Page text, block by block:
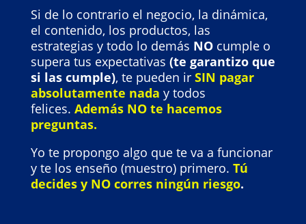
Si de lo contrario el negocio, la dinámica,
el contenido, los productos, las
estrategias y todo lo demás NOcumple o
supera tus expectativas (te garantizo que
si las cumple), te pueden ir SIN pagar
absolutamente nada y todos
felices. Además NO te hacemos
preguntas.
Yo te propongo algo que te va a funcionar
y te los enseño (muestro) primero. Tú
decides y NO corres ningún riesgo.